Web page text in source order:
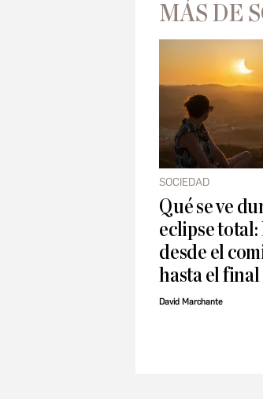
MÁS DE
SOCIEDAD
Qué se ve
eclipse total:
desde el
hasta el final
David Marchante